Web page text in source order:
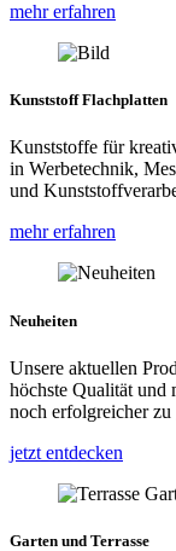
mehr erfahren
Kunststoff Flachplatten
Kunststoffe für
in Werbetechnik,
und
mehr erfahren
Neuheiten
Unsere aktuellen
höchste Qualität und
noch erfolgreicher zu
jetzt entdecken
Garten und Terrasse